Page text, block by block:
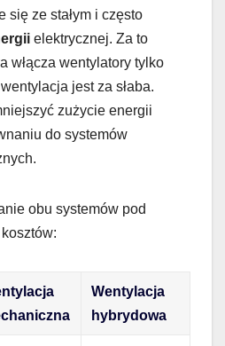
się ze stałym i często
elektrycznej. Za to
włącza wentylatory tylko
jest za słaba.
zużycie energii
do systemów
obu systemów pod
Wentylacja
hybrydowa